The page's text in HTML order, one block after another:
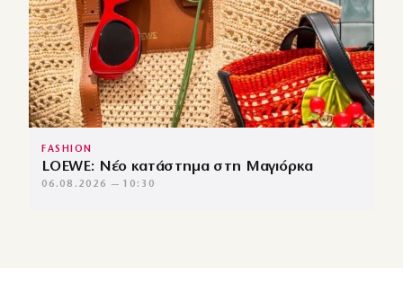
FASHION
LOEWE: Νέο κατάστημα στη Μαγιόρκα
06.08.2026 — 10:30